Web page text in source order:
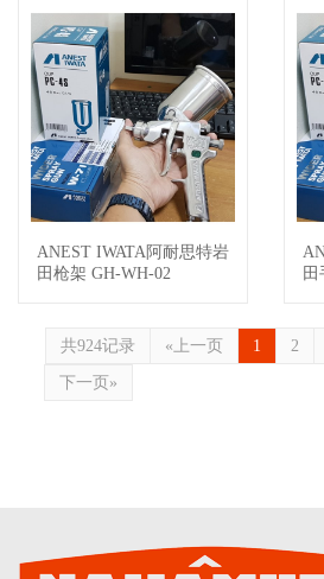
查看详情
ANEST IWATA阿耐思特岩
田枪架 GH-WH-02
田
共924记录 «上一页 1 2
下一页»